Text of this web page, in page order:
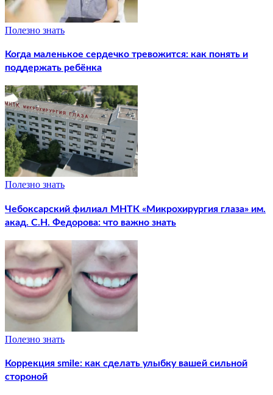
Полезно знать
Когда маленькое сердечко тревожится: как понять и
поддержать ребёнка
Полезно знать
Чебоксарский филиал МНТК «Микрохирургия глаза» им.
акад. С.Н. Федорова: что важно знать
Полезно знать
Коррекция smile: как сделать улыбку вашей сильной
стороной